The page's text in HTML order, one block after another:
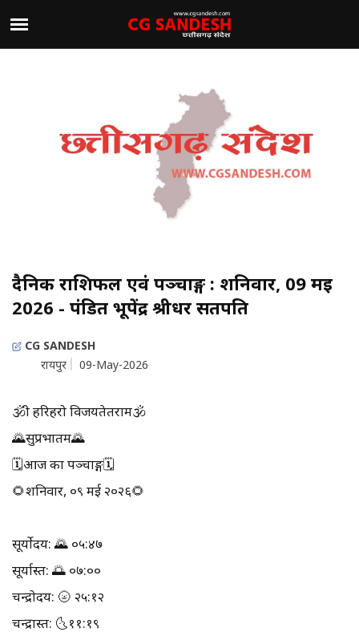
दैनिक राशिफल एवं पञ्चाङ्ग : शनिवार, 09 मई
2026 - पंडित भूपेंद्र श्रीधर सतपति
CG SANDESH
रायपुर
09-May-2026
🕉श्री हरिहरो विजयतेतराम🕉
🌄सुप्रभातम🌄
🗓आज का पञ्चाङ्ग🗓
🌻शनिवार, ०९ मई २०२६🌻
सूर्योदय: 🌄 ०५:४७
सूर्यास्त: 🌅 ०७:००
चन्द्रोदय: 🌝 २५:१२
चन्द्रास्त: 🌜११:१९